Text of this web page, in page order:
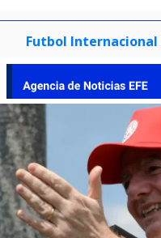
Futbol Internacional